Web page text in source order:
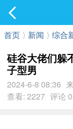
首页 ⟩ 新闻 ⟩ 综合
硅谷大佬们躲
子型男
2024-6-8 08:36
查看: 2227 评论 0